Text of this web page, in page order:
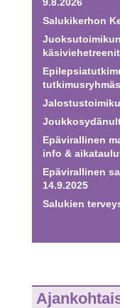
Salukikerhon
Epävirallinen
info &
Epävirallinen
14.9.2025
Salukien